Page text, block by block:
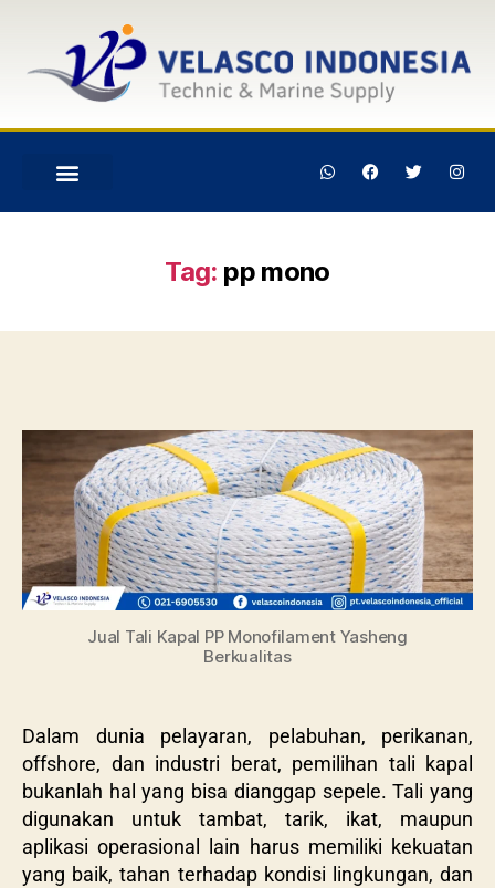
Tag: pp mono
Jual Tali Kapal PP Monofilament Yasheng
Berkualitas
Dalam dunia pelayaran, pelabuhan, perikanan,
offshore, dan industri berat, pemilihan tali kapal
bukanlah hal yang bisa dianggap sepele. Tali yang
digunakan untuk tambat, tarik, ikat, maupun
aplikasi operasional lain harus memiliki kekuatan
yang baik, tahan terhadap kondisi lingkungan, dan